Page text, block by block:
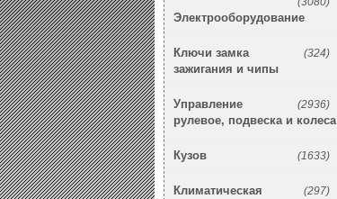
Электрооборудование
(324)
Ключи замка
зажигания и чипы
(2936)
Управление
рулевое, подвеска и колеса
(1633)
Кузов
(297)
Климатическая